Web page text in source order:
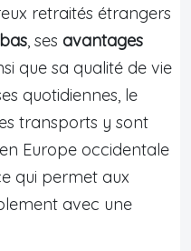
retraités étrangers
, ses avantages
que sa qualité de vie
quotidiennes, le
transports y sont
Europe occidentale
qui permet aux
avec une